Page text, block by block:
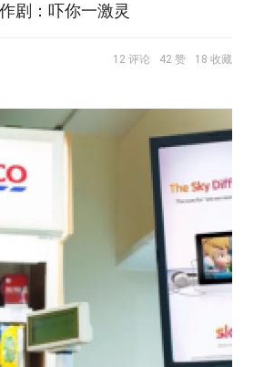
剧：吓你一激灵
12 评论 42 赞 18 收藏